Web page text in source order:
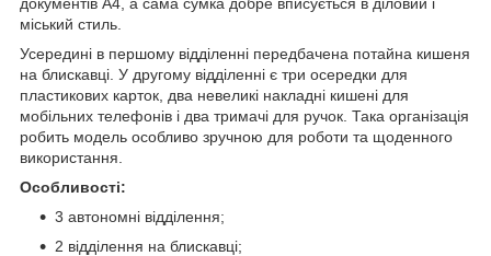
міський стиль.
Усередині в першому відділенні передбачена потайна кишеня
на блискавці. У другому відділенні є три осередки для
пластикових карток, два невеликі накладні кишені для
мобільних телефонів і два тримачі для ручок. Така організація
робить модель особливо зручною для роботи та щоденного
використання.
Особливості:
3 автономні відділення;
2 відділення на блискавці;